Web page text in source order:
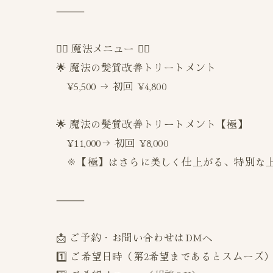
⸻
💆‍♀️ 魔法メニュー 💇‍♀️
🌟 魔法の髪質改善トリートメント
¥5,500 → 初回 ¥4,800
🌟 魔法の髪質改善トリートメント【極】
¥11,000→ 初回 ¥8,000
※【極】はさらに美しく仕上がる、特別な
⸻
📩 ご予約・お問い合わせはDMへ
1️⃣ ご希望日時（第2希望まであるとスムーズ）